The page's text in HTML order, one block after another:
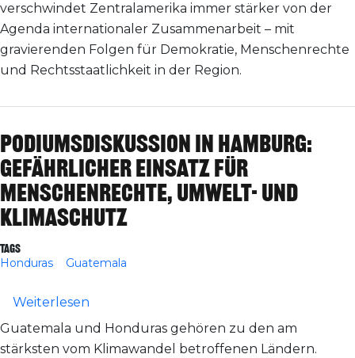
verschwindet Zentralamerika immer stärker von der
Agenda internationaler Zusammenarbeit – mit
gravierenden Folgen für Demokratie, Menschenrechte
und Rechtsstaatlichkeit in der Region.
Podiumsdiskussion in Hamburg:
Gefährlicher Einsatz für
Menschenrechte, Umwelt- und
Klimaschutz
Tags
Honduras Guatemala
Weiterlesen
Guatemala und Honduras gehören zu den am
stärksten vom Klimawandel betroffenen Ländern.